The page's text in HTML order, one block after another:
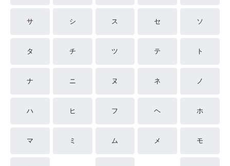
サ シ ス セ ソ
タ チ ツ テ ト
ナ ニ ヌ ネ ノ
ハ ヒ フ ヘ ホ
マ ミ ム メ モ